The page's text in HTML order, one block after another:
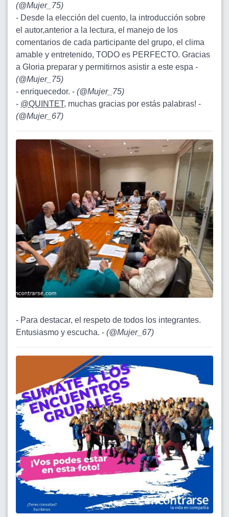
(@Mujer_75)
- Desde la elección del cuento, la introducción sobre
el autor,anterior a la lectura, el manejo de los
comentarios de cada participante del grupo, el clima
amable y entretenido, TODO es PERFECTO. Gracias
a Gloria preparar y permitirnos asistir a este espa -
(@Mujer_75)
- enriquecedor. - (@Mujer_75)
- @QUINTET, muchas gracias por estás palabras! -
(@Mujer_67)
- Para destacar, el respeto de todos los integrantes.
Entusiasmo y escucha. - (@Mujer_67)